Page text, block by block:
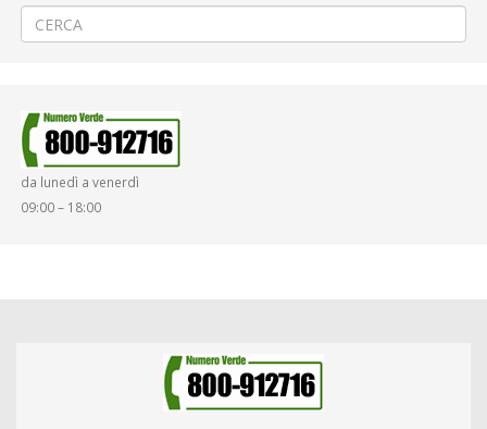
da lunedì a venerdì
09:00 – 18:00